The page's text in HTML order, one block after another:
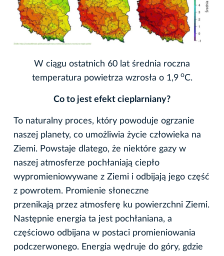
W ciągu ostatnich 60 lat średnia roczna
temperatura powietrza wzrosła o 1,9oC.
Co to jest efekt cieplarniany?
To naturalny proces, który powoduje ogrzanie
naszej planety, co umożliwia życie człowieka na
Ziemi. Powstaje dlatego, że niektóre gazy w
naszej atmosferze pochłaniają ciepło
wypromieniowywane z Ziemi i odbijają jego część
z powrotem. Promienie słoneczne
przenikają przez atmosferę ku powierzchni Ziemi.
Następnie energia ta jest pochłaniana, a
częściowo odbijana w postaci promieniowania
podczerwonego. Energia wędruje do góry, gdzie